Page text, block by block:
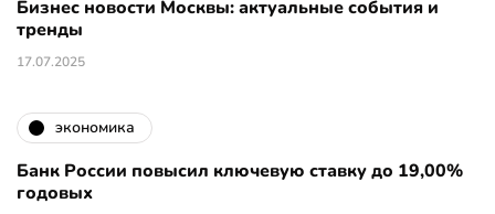
Бизнес новости Москвы: актуальные события и
тренды
17.07.2025
экономика
Банк России повысил ключевую ставку до 19,00%
годовых